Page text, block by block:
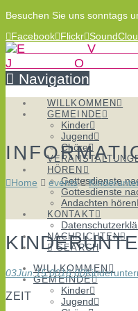
Besuchen Sie uns sonntags
Facebook Flickr
Navigation
WILLKOMMEN
GEMEINDE
Kinder
Jugend
Chöre
HÖREN
Gottesdienste
Gottesdienste
Andachten hören
KONTAKT
NACHRICHTEN
SEARCH
WILLKOMMEN
GEMEINDE
Kinder
Jugend
Home events
03Jun.15:0016:00
ZEIT